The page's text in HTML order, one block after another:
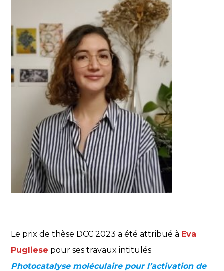
Le prix de thèse DCC 2023 a été attribué à Eva
Pugliese pour ses travaux intitulés
Photocatalyse moléculaire pour l’activation de